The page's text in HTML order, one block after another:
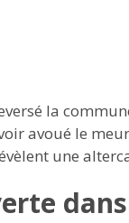
la
avoué le
une